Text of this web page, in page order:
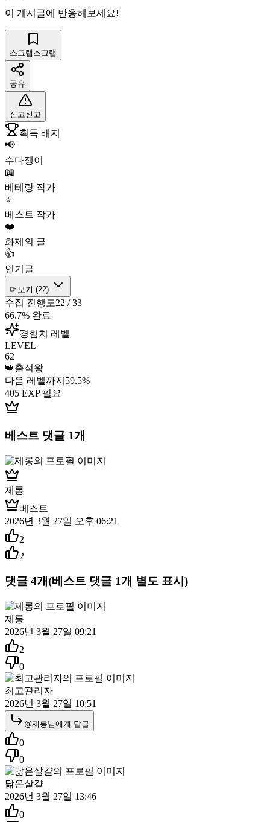
이 게시글에 반응해보세요!
스크랩 스크랩
공유
신고신고
획득 배지
📢
수다쟁이
📖
베테랑 작가
⭐
베스트 작가
❤️
화제의 글
👍
인기글
더보기 (22)
수집 진행도22 /33
66.7% 완료
경험치 레벨
LEVEL
62
👑출석왕
다음 레벨까지 59.5%
405 EXP 필요
베스트 댓글 1개
제롱
베스트
2026년 3월 27일 오후 06:21
2
2
댓글 4개(베스트 댓글 1개 별도 표시)
제롱
2026년 3월 27일 09:21
2
0
최고관리자
2026년 3월 27일 10:51
@제롱님에게 답글
0
0
닮은살걀
2026년 3월 27일 13:46
0